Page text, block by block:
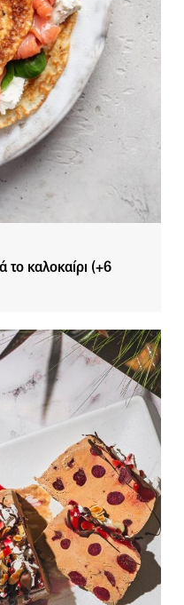
το καλοκαίρι (+6